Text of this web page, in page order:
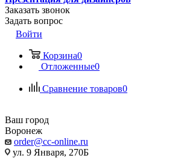
Заказать звонок
Задать вопрос
Войти
Корзина0
Отложенные0
Сравнение товаров0
Ваш город
Воронеж
order@cc-online.ru
ул. 9 Января, 270Б